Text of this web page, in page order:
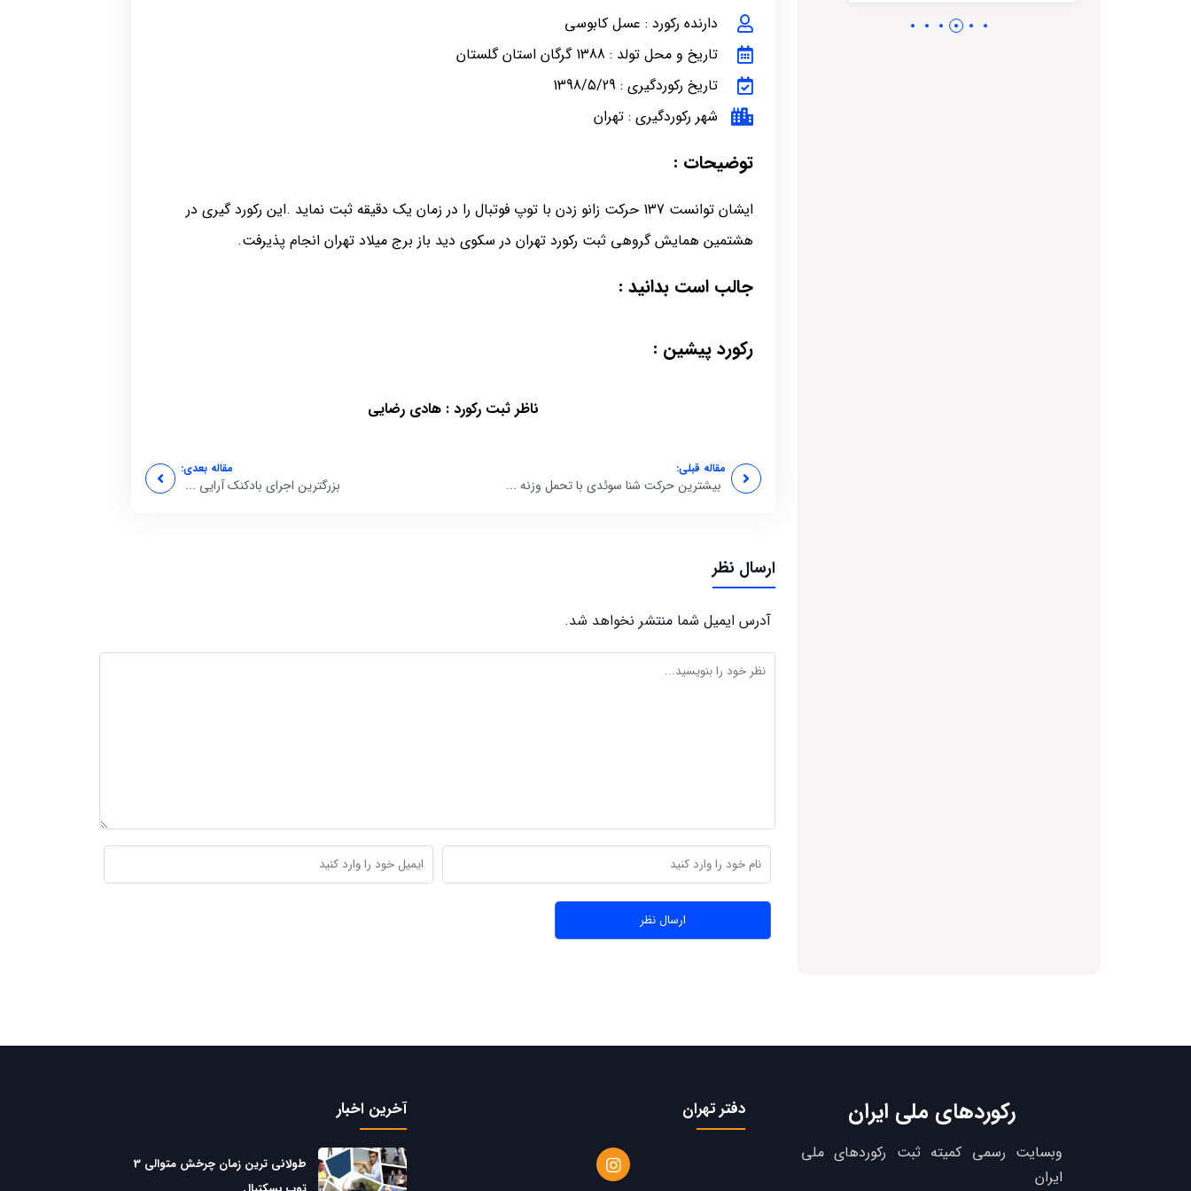
دارنده رکورد : عسل کابوسی
تاریخ و محل تولد : 1388 گرگان استان گلستان
تاریخ رکوردگیری : 1398/5/29
شهر رکوردگیری : تهران
توضیحات :
ایشان توانست 137 حرکت زانو زدن با توپ فوتبال را در زمان یک دقیقه ثبت نماید .این رکورد گیری در
هشتمین همایش گروهی ثبت رکورد تهران در سکوی دید باز برج میلاد تهران انجام پذیرفت.
جالب است بدانید :
رکورد پیشین :
ناظر ثبت رکورد : هادی رضایی
مقاله قبلی:
بیشترین حرکت شنا سوئدی با تحمل وزنه ...
مقاله بعدی:
بزرگترین اجرای بادکنک آرایی ...
ارسال نظر
آدرس ایمیل شما منتشر نخواهد شد.
رکوردهای ملی ایران
وبسایت رسمی کمیته ثبت رکوردهای ملی
ایران
دفتر تهران آخرین اخبار
طولانی ترین زمان چرخش متوالی 3